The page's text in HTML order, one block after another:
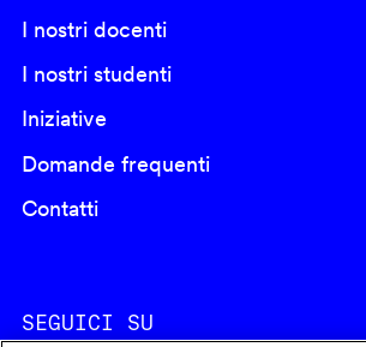
I nostri docenti
I nostri studenti
Iniziative
Domande frequenti
Contatti
SEGUICI SU